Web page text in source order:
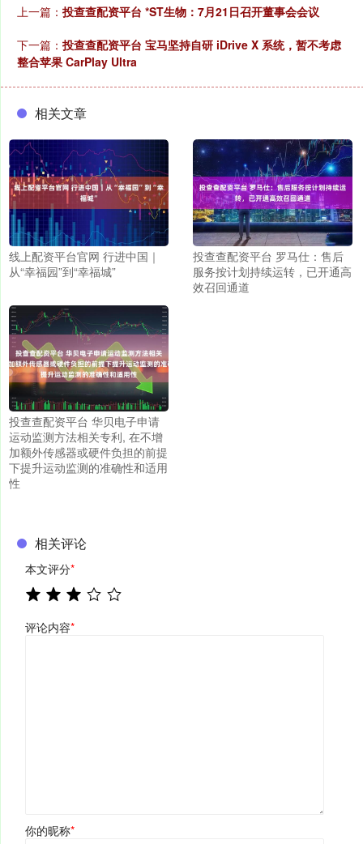
上一篇： 投查查配资平台 *ST生物：7月21日召开董事会会议
下一篇： 投查查配资平台 宝马坚持自研 iDrive X 系统，暂不考虑
整合苹果 CarPlay Ultra
相关文章
线上配资平台官网 行进中国｜
从“幸福园”到“幸福城”
投查查配资平台 罗马仕：售后
服务按计划持续运转，已开通高
效召回通道
投查查配资平台 华贝电子申请
运动监测方法相关专利, 在不增
加额外传感器或硬件负担的前提
下提升运动监测的准确性和适用
性
相关评论
本文评分*
评论内容*
你的昵称*